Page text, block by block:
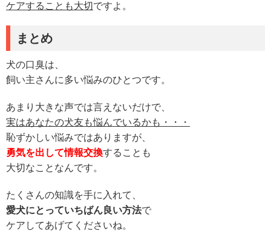
ケアすることも大切ですよ。
まとめ
犬の口臭は、
飼い主さんに多い悩みのひとつです。
あまり大きな声では言えないだけで、
実はあなたの犬友も悩んでいるかも・・・
恥ずかしい悩みではありますが、
勇気を出して情報交換することも
大切なことなんです。
たくさんの知識を手に入れて、
愛犬にとっていちばん良い方法で
ケアしてあげてくださいね。